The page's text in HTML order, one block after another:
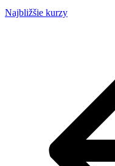
Najbližšie kurzy